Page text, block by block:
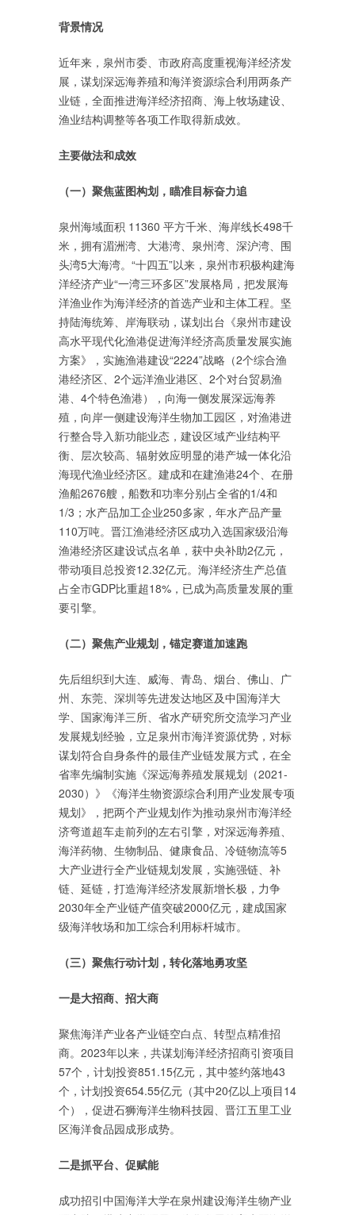
背景情况
近年来，泉州市委、市政府高度重视海洋经济发
展，谋划深远海养殖和海洋资源综合利用两条产
业链，全面推进海洋经济招商、海上牧场建设、
渔业结构调整等各项工作取得新成效。
主要做法和成效
（一）聚焦蓝图构划，瞄准目标奋力追
泉州海域面积 11360 平方千米、海岸线长498千
米，拥有湄洲湾、大港湾、泉州湾、深沪湾、围
头湾5大海湾。“十四五”以来，泉州市积极构建海
洋经济产业“一湾三环多区”发展格局，把发展海
洋渔业作为海洋经济的首选产业和主体工程。坚
持陆海统筹、岸海联动，谋划出台《泉州市建设
高水平现代化渔港促进海洋经济高质量发展实施
方案》，实施渔港建设“2224”战略（2个综合渔
港经济区、2个远洋渔业港区、2个对台贸易渔
港、4个特色渔港），向海一侧发展深远海养
殖，向岸一侧建设海洋生物加工园区，对渔港进
行整合导入新功能业态，建设区域产业结构平
衡、层次较高、辐射效应明显的港产城一体化沿
海现代渔业经济区。建成和在建渔港24个、在册
渔船2676艘，船数和功率分别占全省的1/4和
1/3；水产品加工企业250多家，年水产品产量
110万吨。晋江渔港经济区成功入选国家级沿海
渔港经济区建设试点名单，获中央补助2亿元，
带动项目总投资12.32亿元。海洋经济生产总值
占全市GDP比重超18%，已成为高质量发展的重
要引擎。
（二）聚焦产业规划，锚定赛道加速跑
先后组织到大连、威海、青岛、烟台、佛山、广
州、东莞、深圳等先进发达地区及中国海洋大
学、国家海洋三所、省水产研究所交流学习产业
发展规划经验，立足泉州市海洋资源优势，对标
谋划符合自身条件的最佳产业链发展方式，在全
省率先编制实施《深远海养殖发展规划（2021-
2030）》《海洋生物资源综合利用产业发展专项
规划》，把两个产业规划作为推动泉州市海洋经
济弯道超车走前列的左右引擎，对深远海养殖、
海洋药物、生物制品、健康食品、冷链物流等5
大产业进行全产业链规划发展，实施强链、补
链、延链，打造海洋经济发展新增长极，力争
2030年全产业链产值突破2000亿元，建成国家
级海洋牧场和加工综合利用标杆城市。
（三）聚焦行动计划，转化落地勇攻坚
一是大招商、招大商
聚焦海洋产业各产业链空白点、转型点精准招
商。2023年以来，共谋划海洋经济招商引资项目
57个，计划投资851.15亿元，其中签约落地43
个，计划投资654.55亿元（其中20亿以上项目14
个），促进石狮海洋生物科技园、晋江五里工业
区海洋食品园成形成势。
二是抓平台、促赋能
成功招引中国海洋大学在泉州建设海洋生物产业